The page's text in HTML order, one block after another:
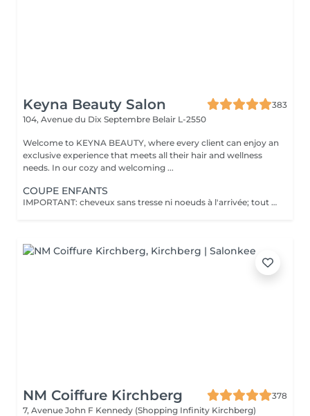
Keyna Beauty Salon
383
104, Avenue du Dix Septembre Belair L-2550
Welcome to KEYNA BEAUTY, where every client can enjoy an
exclusive experience that meets all their hair and wellness
needs. In our cozy and welcoming ...
COUPE ENFANTS
IMPORTANT: cheveux sans tresse ni noeuds à l'arrivée; tout noeuds ou tressage entraîne l'annulation et 50% de la prestation est retenu. Veuillez noter que si un enfant arrive au salon avec des poux, nous ne pourrons pas procéder à la coupe de cheveux pour des raisons de santé et de sécurité. Dans ce cas, le rendez-vous sera tout de même facturé en raison de l'horaire réservé, afin de compenser la perte de chiffre d'affaires. Nous comprenons que cela peut être une situation difficile, et nous vous encourageons à vérifier les cheveux de votre enfant avant le rendez-vous. Merci de votre compréhension !
NM Coiffure Kirchberg
378
7, Avenue John F Kennedy (Shopping Infinity Kirchberg)